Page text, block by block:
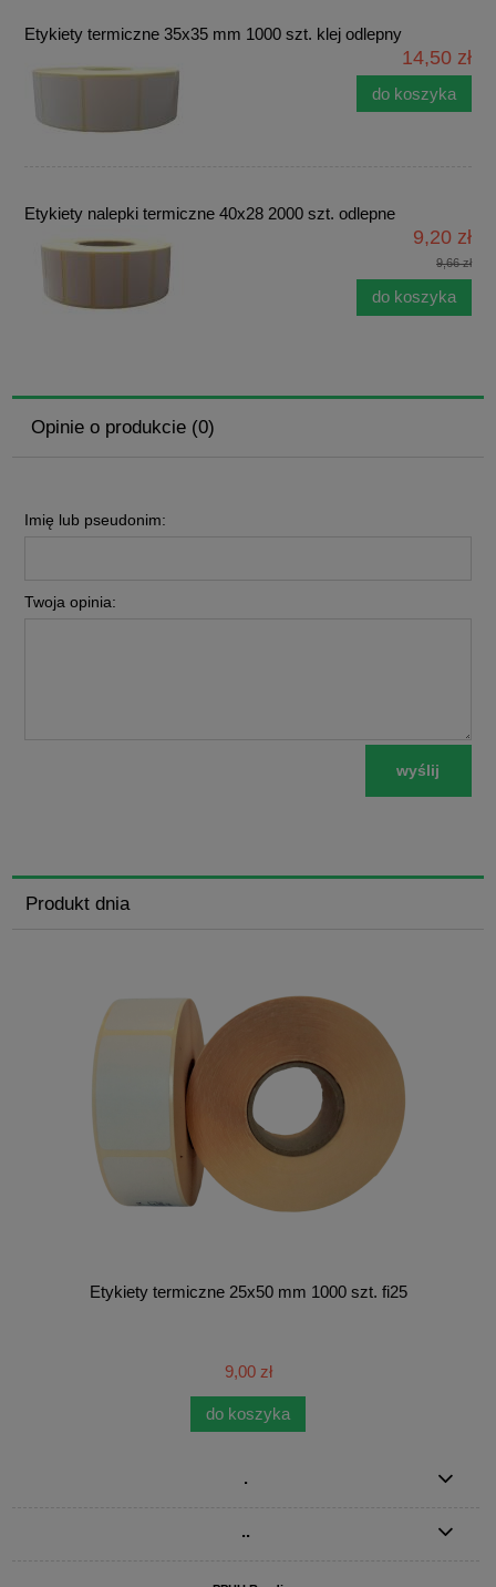
Etykiety termiczne 35x35 mm 1000 szt. klej odlepny
14,50 zł
do koszyka
Etykiety nalepki termiczne 40x28 2000 szt. odlepne
9,20 zł
9,66 zł
do koszyka
Opinie o produkcie (0)
Imię lub pseudonim:
Twoja opinia:
wyślij
Produkt dnia
Etykiety termiczne 25x50 mm 1000 szt. fi25
9,00 zł
do koszyka
.
..